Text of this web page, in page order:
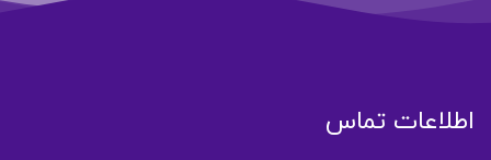
اطلاعات تماس